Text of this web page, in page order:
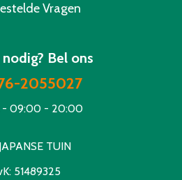
Vragen
Bel ons
2055027
- 09:00 - 20:00
TUIN
: 51489325